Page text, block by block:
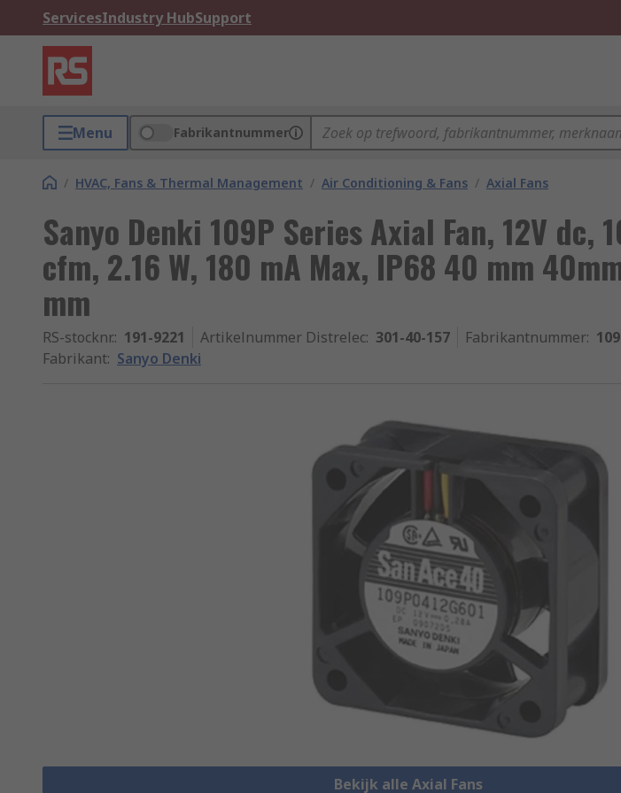
ServicesIndustry HubSupport
Menu Fabrikantnummer
/ HVAC, Fans & Thermal Management / Air Conditioning & Fans / Axial Fans
Sanyo Denki 109P Series Axial Fan, 12V dc,
cfm, 2.16 W, 180 mA Max, IP68 40 mm
mm
RS-stocknr.: 191-9221 Artikelnummer Distrelec: 301-40-157 Fabrikantnummer:
Fabrikant: Sanyo Denki
Bekijk alle Axial Fans